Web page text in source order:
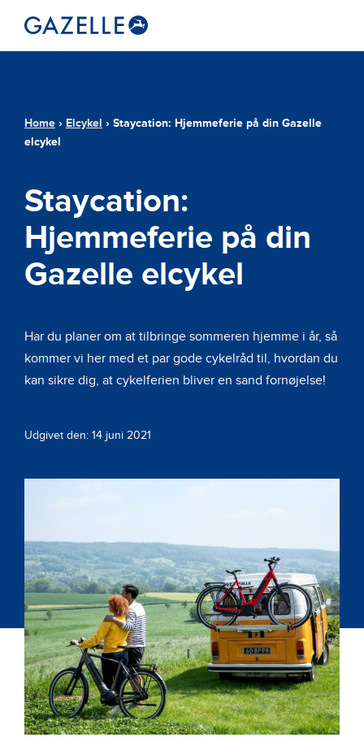
Home › Elcykel › Staycation: Hjemmeferie på din Gazelle
elcykel
Staycation:
Hjemmeferie på din
Gazelle elcykel
Har du planer om at tilbringe sommeren hjemme i år, så
kommer vi her med et par gode cykelråd til, hvordan du
kan sikre dig, at cykelferien bliver en sand fornøjelse!
Udgivet den: 14 juni 2021